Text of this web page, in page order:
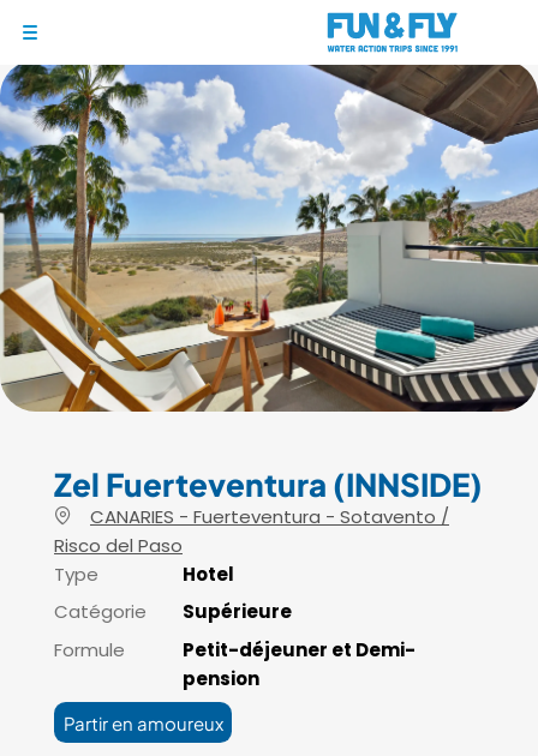
BONS PLANS
DESTINATIONS
OÙ ET QUAND PARTIR ?
INSPIRATIONS
COACHINGS & CAMPS
À PROPOS
BON CADEAU
DEMANDER UN DEVIS
1/10
Zel Fuerteventura (INNSIDE)
CANARIES - Fuerteventura - Sotavento /
Risco del Paso
Type
Hotel
Catégorie
Supérieure
Formule
Petit-déjeuner et Demi-
pension
Partir en amoureux